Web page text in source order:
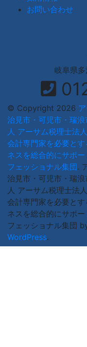
お問い合わせ
岐阜県
© Copyright 2026
治見市・可児市・瑞
人 アーサム税理士法
会計専門家を必要と
ネスを総合的にサポ
フェッショナル集団.
治見市・可児市・瑞
人 アーサム税理士法
会計専門家を必要と
ネスを総合的にサポ
フェッショナル集団
WordPress.